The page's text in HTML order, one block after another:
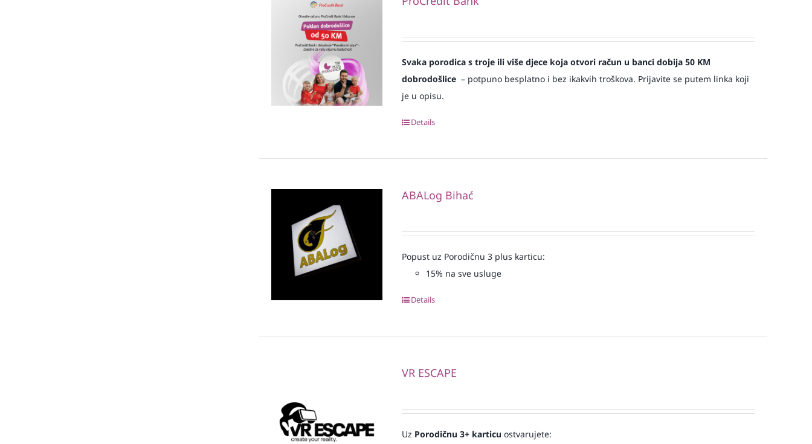
Svaka porodica s troje ili više djece koja otvori račun u banci dobija 50 KM
dobrodošlice– potpuno besplatno i bez ikakvih troškova. Prijavite se putem linka koji
je u opisu.
Details
ABALog Bihać
Popust uz Porodičnu 3 plus karticu:
15% na sve usluge
Details
VR ESCAPE
Uz Porodičnu 3+ karticu ostvarujete: